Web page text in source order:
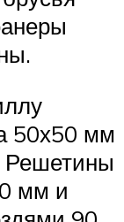
50х50 мм
Решетины
мм и